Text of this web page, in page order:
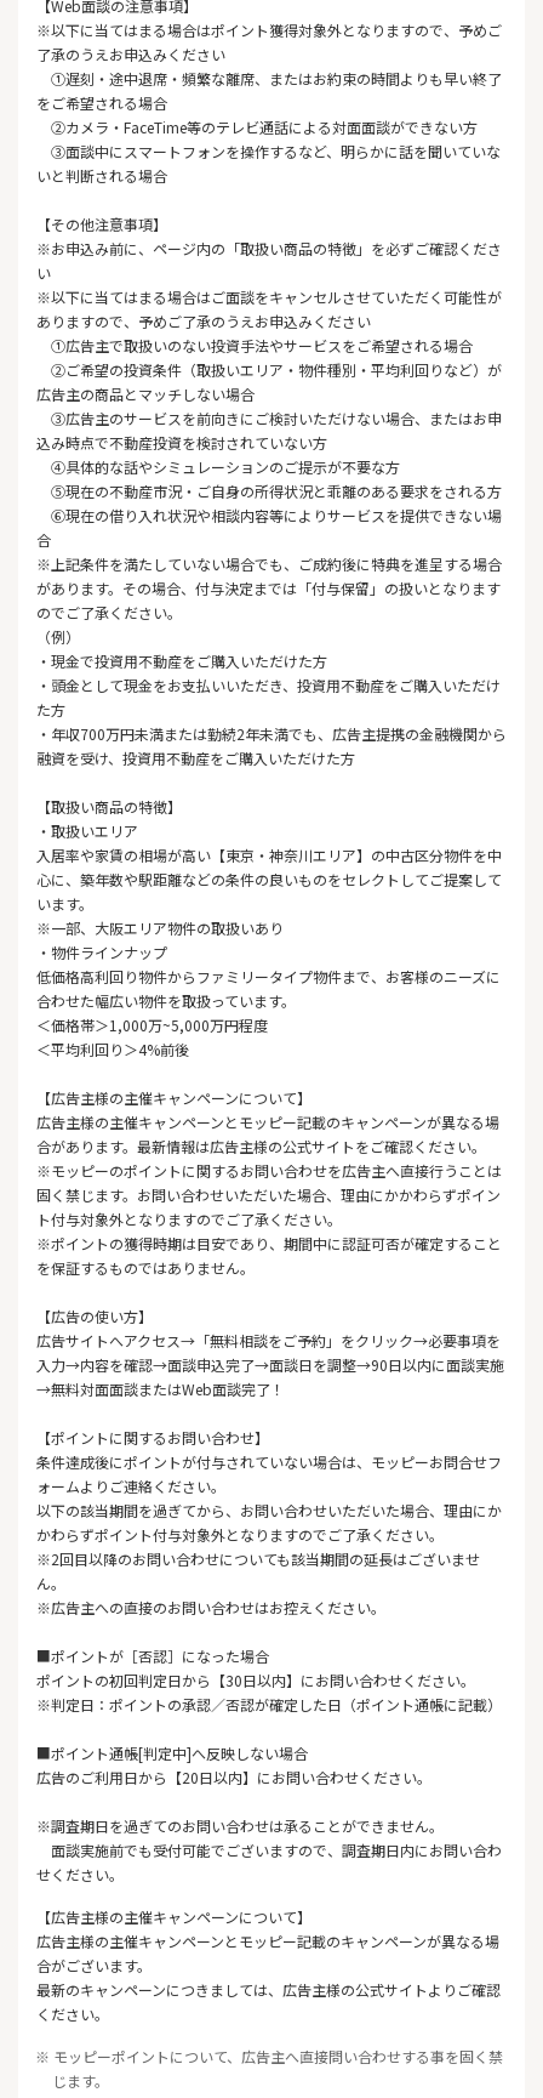
【Web面談の注意事項】
※以下に当てはまる場合はポイント獲得対象外となりますので、予めご
了承のうえお申込みください
①遅刻・途中退席・頻繁な離席、またはお約束の時間よりも早い終了
をご希望される場合
②カメラ・FaceTime等のテレビ通話による対面面談ができない方
③面談中にスマートフォンを操作するなど、明らかに話を聞いていな
いと判断される場合
【その他注意事項】
※お申込み前に、ページ内の「取扱い商品の特徴」を必ずご確認くださ
い
※以下に当てはまる場合はご面談をキャンセルさせていただく可能性が
ありますので、予めご了承のうえお申込みください
①広告主で取扱いのない投資手法やサービスをご希望される場合
②ご希望の投資条件（取扱いエリア・物件種別・平均利回りなど）が
広告主の商品とマッチしない場合
③広告主のサービスを前向きにご検討いただけない場合、またはお申
込み時点で不動産投資を検討されていない方
④具体的な話やシミュレーションのご提示が不要な方
⑤現在の不動産市況・ご自身の所得状況と乖離のある要求をされる方
⑥現在の借り入れ状況や相談内容等によりサービスを提供できない場
合
※上記条件を満たしていない場合でも、ご成約後に特典を進呈する場合
があります。その場合、付与決定までは「付与保留」の扱いとなります
のでご了承ください。
（例）
・現金で投資用不動産をご購入いただけた方
・頭金として現金をお支払いいただき、投資用不動産をご購入いただけ
た方
・年収700万円未満または勤続2年未満でも、広告主提携の金融機関から
融資を受け、投資用不動産をご購入いただけた方
【取扱い商品の特徴】
・取扱いエリア
入居率や家賃の相場が高い【東京・神奈川エリア】の中古区分物件を中
心に、築年数や駅距離などの条件の良いものをセレクトしてご提案して
います。
※一部、大阪エリア物件の取扱いあり
・物件ラインナップ
低価格高利回り物件からファミリータイプ物件まで、お客様のニーズに
合わせた幅広い物件を取扱っています。
＜価格帯＞1,000万~5,000万円程度
＜平均利回り＞4%前後
【広告主様の主催キャンペーンについて】
広告主様の主催キャンペーンとモッピー記載のキャンペーンが異なる場
合があります。最新情報は広告主様の公式サイトをご確認ください。
※モッピーのポイントに関するお問い合わせを広告主へ直接行うことは
固く禁じます。お問い合わせいただいた場合、理由にかかわらずポイン
ト付与対象外となりますのでご了承ください。
※ポイントの獲得時期は目安であり、期間中に認証可否が確定すること
を保証するものではありません。
【広告の使い方】
広告サイトへアクセス→「無料相談をご予約」をクリック→必要事項を
入力→内容を確認→面談申込完了→面談日を調整→90日以内に面談実施
→無料対面面談またはWeb面談完了！
【ポイントに関するお問い合わせ】
条件達成後にポイントが付与されていない場合は、モッピーお問合せフ
ォームよりご連絡ください。
以下の該当期間を過ぎてから、お問い合わせいただいた場合、理由にか
かわらずポイント付与対象外となりますのでご了承ください。
※2回目以降のお問い合わせについても該当期間の延長はございませ
ん。
※広告主への直接のお問い合わせはお控えください。
■ポイントが［否認］になった場合
ポイントの初回判定日から【30日以内】にお問い合わせください。
※判定日：ポイントの承認／否認が確定した日（ポイント通帳に記載）
■ポイント通帳[判定中]へ反映しない場合
広告のご利用日から【20日以内】にお問い合わせください。
※調査期日を過ぎてのお問い合わせは承ることができません。
面談実施前でも受付可能でございますので、調査期日内にお問い合わ
せください。
【広告主様の主催キャンペーンについて】
広告主様の主催キャンペーンとモッピー記載のキャンペーンが異なる場
合がございます。
最新のキャンペーンにつきましては、広告主様の公式サイトよりご確認
ください。
※ モッピーポイントについて、広告主へ直接問い合わせする事を固く禁
じます。